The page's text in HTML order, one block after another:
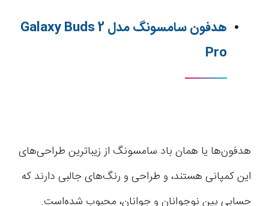
هدفون سامسونگ مدل Galaxy Buds 2
Pro
هدفون‌ها یا همان باد سامسونگ از زیباترین طراحی‌های
این کمپانی هستند، و طراحی و رنگ‌های جالبی دارند که
حسابی بین نوجوانان و جوانان، محبوب شده‌است.